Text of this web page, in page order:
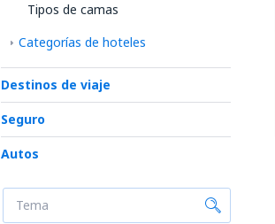
Tipos de camas
Categorías de hoteles
Destinos de viaje
Seguro
Autos